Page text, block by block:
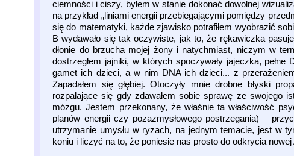
ciemności i ciszy, byłem w stanie dokonać dowolnej
na przykład „liniami energii przebiegającymi pomiędzy
się do matematyki, każde zjawisko potrafiłem wyobrazić
B wydawało się tak oczywiste, jak to, że rękawiczka
dłonie do brzucha mojej żony i natychmiast, niczym w
dostrzegłem jajniki, w których spoczywały jajeczka,
gamet ich dzieci, a w nim DNA ich dzieci... z
Zapadałem się głębiej. Otoczyły mnie drobne błyski
rozpalające się gdy zdawałem sobie sprawę ze swojego
mózgu. Jestem przekonany, że właśnie ta właściwość
planów energii czy pozazmysłowego postrzegania) –
utrzymanie umysłu w ryzach, na jednym temacie, jest w
koniu i liczyć na to, że poniesie nas prosto do odkrycia nowej